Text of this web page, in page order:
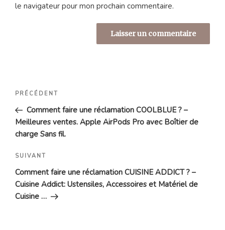
le navigateur pour mon prochain commentaire.
Navigation
l’article
Article
précédent
PRÉCÉDENT
Comment faire une réclamation COOLBLUE ? –
Meilleures ventes. Apple AirPods Pro avec Boîtier de
charge Sans fil.
Article
suivant
SUIVANT
Comment faire une réclamation CUISINE ADDICT ? –
Cuisine Addict: Ustensiles, Accessoires et Matériel de
Cuisine …